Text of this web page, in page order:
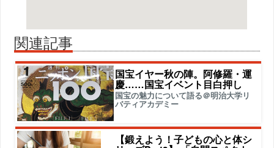
関連記事
国宝イヤー秋の陣。阿修羅・運
慶……国宝イベント目白押し
国宝の魅力について語る＠明治大学リ
バティアカデミー
【鍛えよう！子どもの心と体シ